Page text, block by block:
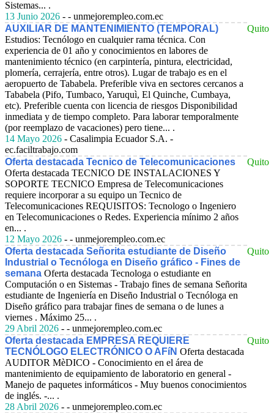
Sistemas... .
13 Junio 2026 - - unmejorempleo.com.ec
AUXILIAR DE MANTENIMIENTO (TEMPORAL)
Estudios: Tecnólogo en cualquier rama técnica. Con
experiencia de 01 año y conocimientos en labores de
mantenimiento técnico (en carpintería, pintura, electricidad,
plomería, cerrajería, entre otros). Lugar de trabajo es en el
aeropuerto de Tababela. Preferible viva en sectores cercanos a
Tababela (Pifo, Tumbaco, Yaruquì, El Quinche, Cumbaya,
etc). Preferible cuenta con licencia de riesgos Disponibilidad
inmediata y de tiempo completo. Para laborar temporalmente
(por reemplazo de vacaciones) pero tiene... .
14 Mayo 2026 - Casalimpia Ecuador S.A. -
ec.faciltrabajo.com
Quito
Oferta destacada Tecnico de Telecomunicaciones
Oferta destacada TECNICO DE INSTALACIONES Y
SOPORTE TECNICO Empresa de Telecomunicaciones
requiere incorporar a su equipo un Tecnico de
Telecomunicaciones REQUISITOS: Tecnologo o Ingeniero
en Telecomunicaciones o Redes. Experiencia mínimo 2 años
en... .
12 Mayo 2026 - - unmejorempleo.com.ec
Quito
Oferta destacada Señorita estudiante de Diseño
Industrial o Tecnóloga en Diseño gráfico - Fines de
semana Oferta destacada Tecnologa o estudiante en
Computación o en Sistemas - Trabajo fines de semana Señorita
estudiante de Ingeniería en Diseño Industrial o Tecnóloga en
Diseño gráfico para trabajar fines de semana o de lunes a
viernes . Máximo 25... .
29 Abril 2026 - - unmejorempleo.com.ec
Quito
Oferta destacada EMPRESA REQUIERE
TECNÓLOGO ELECTRÓNICO O AFíN Oferta destacada
AUDITOR MèDICO - Conocimiento en el área de
mantenimiento de equipamiento de laboratorio en general -
Manejo de paquetes informáticos - Muy buenos conocimientos
de inglés. -... .
28 Abril 2026 - - unmejorempleo.com.ec
Quito